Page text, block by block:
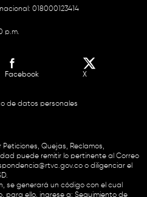
018000123414
p.m.
Facebook X
de datos personales
Quejas, Reclamos,
puede remitir lo pertinente al Correo
o diligenciar el
se generará un código con el cual
para ello, ingrese a: Seguimiento de